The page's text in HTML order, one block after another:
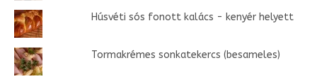
Húsvéti sós fonott kalács - kenyér helyett
Tormakrémes sonkatekercs (besameles)